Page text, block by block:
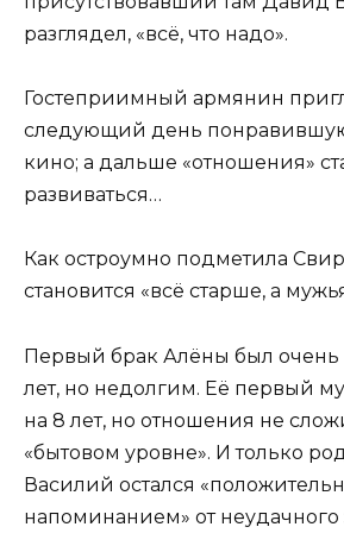
разглядел, «всё, что надо».
Гостеприимный армянин
следующий день
кино; а дальше «отношения»
развиваться…
Как остроумно подметила
становится «всё старше, а
Первый брак Алёны был очень
лет, но недолгим. Её первый
на 8 лет, но отношения не
«бытовом уровне». И только
Василий остался
напоминанием» от неудачного